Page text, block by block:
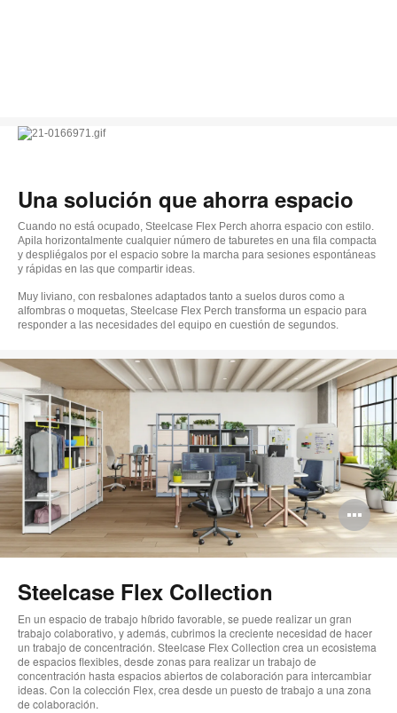
Una solución que ahorra espacio
Cuando no está ocupado, Steelcase Flex Perch ahorra espacio con estilo.
Apila horizontalmente cualquier número de taburetes en una fila compacta
y despliégalos por el espacio sobre la marcha para sesiones espontáneas
y rápidas en las que compartir ideas.
Muy liviano, con resbalones adaptados tanto a suelos duros como a
alfombras o moquetas, Steelcase Flex Perch transforma un espacio para
responder a las necesidades del equipo en cuestión de segundos.
Steelcase Flex Collection
En un espacio de trabajo híbrido favorable, se puede realizar un gran
trabajo colaborativo, y además, cubrimos la creciente necesidad de hacer
un trabajo de concentración. Steelcase Flex Collection crea un ecosistema
de espacios flexibles, desde zonas para realizar un trabajo de
concentración hasta espacios abiertos de colaboración para intercambiar
ideas. Con la colección Flex, crea desde un puesto de trabajo a una zona
de colaboración.